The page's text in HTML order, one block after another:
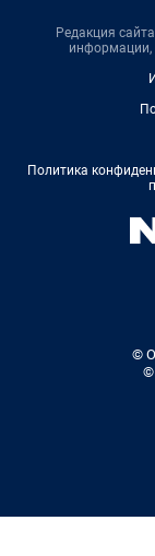
Редакция
информации,
Политика
©
©